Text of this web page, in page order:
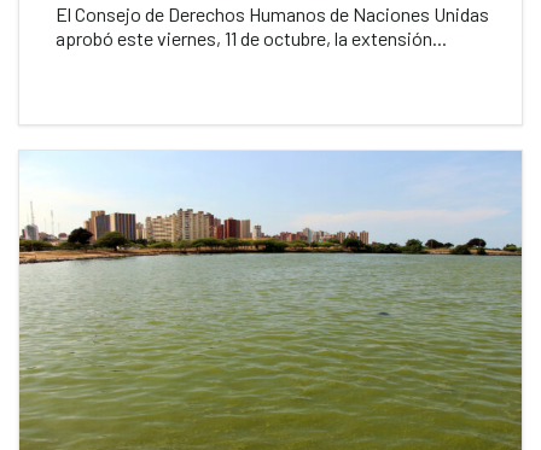
El Consejo de Derechos Humanos de Naciones Unidas
aprobó este viernes, 11 de octubre, la extensión...